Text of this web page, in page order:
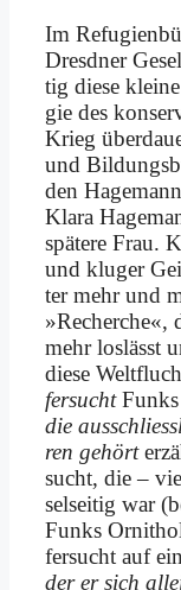
Im
Dresd­ner
tig die­se
gie des
Krieg
und
den
Kla­ra
spä­te­re Frau.
und klu­ger
ter mehr und
»Re­cher­che«,
mehr los­lässt
die­se
fer­suchtFunks
die
ren ge­hört
sucht, die –
sel­sei­tig war
Funks
fer­sucht auf
der er sich